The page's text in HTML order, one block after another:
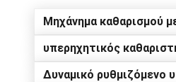
Μηχάνημα καθαρισμού
υπερηχητικός
Δυναμικό ρυθμιζόμενο